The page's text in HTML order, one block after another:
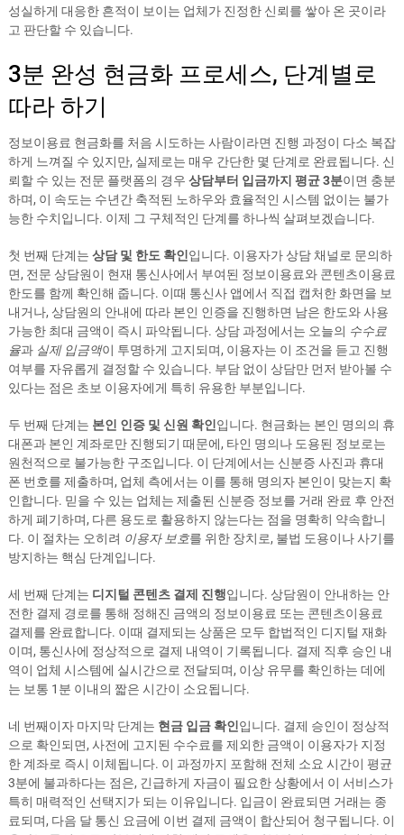
성실하게 대응한 흔적이 보이는 업체가 진정한 신뢰를 쌓아 온 곳이라
고 판단할 수 있습니다.
3분 완성 현금화 프로세스, 단계별로
따라 하기
정보이용료 현금화를 처음 시도하는 사람이라면 진행 과정이 다소 복잡
하게 느껴질 수 있지만, 실제로는 매우 간단한 몇 단계로 완료됩니다. 신
뢰할 수 있는 전문 플랫폼의 경우 상담부터 입금까지 평균 3분이면 충분
하며, 이 속도는 수년간 축적된 노하우와 효율적인 시스템 없이는 불가
능한 수치입니다. 이제 그 구체적인 단계를 하나씩 살펴보겠습니다.
첫 번째 단계는 상담 및 한도 확인 입니다. 이용자가 상담 채널로 문의하
면, 전문 상담원이 현재 통신사에서 부여된 정보이용료와 콘텐츠이용료
한도를 함께 확인해 줍니다. 이때 통신사 앱에서 직접 캡처한 화면을 보
내거나, 상담원의 안내에 따라 본인 인증을 진행하면 남은 한도와 사용
가능한 최대 금액이 즉시 파악됩니다. 상담 과정에서는 오늘의 수수료
율과 실제 입금액이 투명하게 고지되며, 이용자는 이 조건을 듣고 진행
여부를 자유롭게 결정할 수 있습니다. 부담 없이 상담만 먼저 받아볼 수
있다는 점은 초보 이용자에게 특히 유용한 부분입니다.
두 번째 단계는 본인 인증 및 신원 확인 입니다. 현금화는 본인 명의의 휴
대폰과 본인 계좌로만 진행되기 때문에, 타인 명의나 도용된 정보로는
원천적으로 불가능한 구조입니다. 이 단계에서는 신분증 사진과 휴대
폰 번호를 제출하며, 업체 측에서는 이를 통해 명의자 본인이 맞는지 확
인합니다. 믿을 수 있는 업체는 제출된 신분증 정보를 거래 완료 후 안전
하게 폐기하며, 다른 용도로 활용하지 않는다는 점을 명확히 약속합니
다. 이 절차는 오히려 이용자 보호를 위한 장치로, 불법 도용이나 사기를
방지하는 핵심 단계입니다.
세 번째 단계는 디지털 콘텐츠 결제 진행입니다. 상담원이 안내하는 안
전한 결제 경로를 통해 정해진 금액의 정보이용료 또는 콘텐츠이용료
결제를 완료합니다. 이때 결제되는 상품은 모두 합법적인 디지털 재화
이며, 통신사에 정상적으로 결제 내역이 기록됩니다. 결제 직후 승인 내
역이 업체 시스템에 실시간으로 전달되며, 이상 유무를 확인하는 데에
는 보통 1분 이내의 짧은 시간이 소요됩니다.
네 번째이자 마지막 단계는 현금 입금 확인 입니다. 결제 승인이 정상적
으로 확인되면, 사전에 고지된 수수료를 제외한 금액이 이용자가 지정
한 계좌로 즉시 이체됩니다. 이 과정까지 포함해 전체 소요 시간이 평균
3분에 불과하다는 점은, 긴급하게 자금이 필요한 상황에서 이 서비스가
특히 매력적인 선택지가 되는 이유입니다. 입금이 완료되면 거래는 종
료되며, 다음 달 통신 요금에 이번 결제 금액이 합산되어 청구됩니다. 이